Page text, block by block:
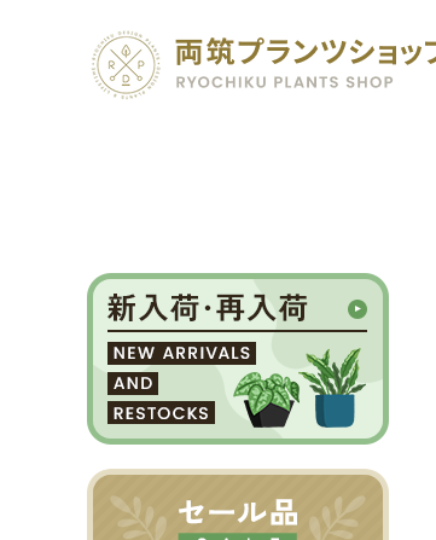
search
SEED 植物のタネ
PLANT 植物
MATERIAL 資材